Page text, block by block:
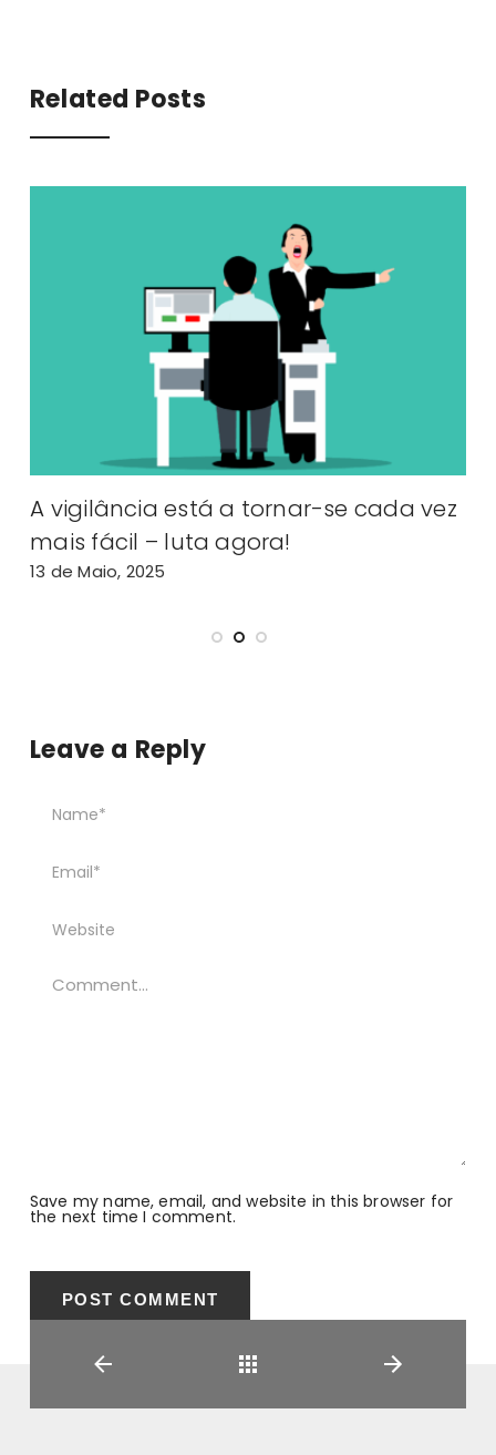
Related Posts
A vigilância está a tornar-se cada vez
mais fácil – luta agora!
13 de Maio, 2025
Leave a Reply
Save my name, email, and website in this browser for
the next time I comment.